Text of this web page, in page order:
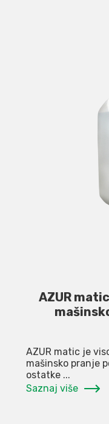
AZUR
AZUR matic je
mašinsko pranje
ostatke ...
Saznaj više